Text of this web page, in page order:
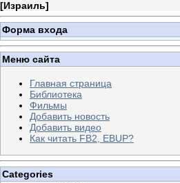
[Израиль]
Форма входа
Меню сайта
Главная страница
Библиотека
Фильмы
Добавить новость
Добавить видео
Как читать FB2, EBUP?
Categories